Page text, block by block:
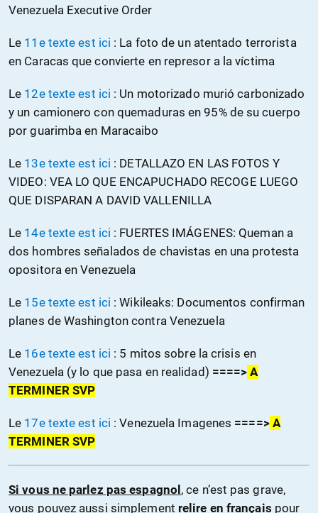
Venezuela Executive Order
Le 11e texte est ici : La foto de un atentado terrorista
en Caracas que convierte en represor a la víctima
Le 12e texte est ici : Un motorizado murió carbonizado
y un camionero con quemaduras en 95% de su cuerpo
por guarimba en Maracaibo
Le 13e texte est ici : DETALLAZO EN LAS FOTOS Y
VIDEO: VEA LO QUE ENCAPUCHADO RECOGE LUEGO
QUE DISPARAN A DAVID VALLENILLA
Le 14e texte est ici : FUERTES IMÁGENES: Queman a
dos hombres señalados de chavistas en una protesta
opositora en Venezuela
Le 15e texte est ici : Wikileaks: Documentos confirman
planes de Washington contra Venezuela
Le 16e texte est ici : 5 mitos sobre la crisis en
Venezuela (y lo que pasa en realidad) ====> A
TERMINER SVP
Le 17e texte est ici : Venezuela Imagenes ====>A
TERMINER SVP
Si vous ne parlez pas espagnol , ce n’est pas grave,
vous pouvez aussi simplement relire en français pour